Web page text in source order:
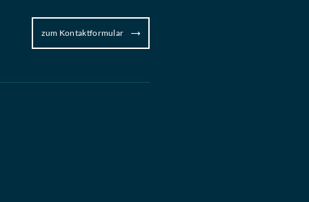
zum Kontaktformular